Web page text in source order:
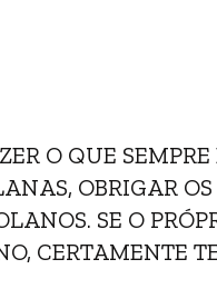
O QUE
OBRIGAR
SE O
CERTAMENTE